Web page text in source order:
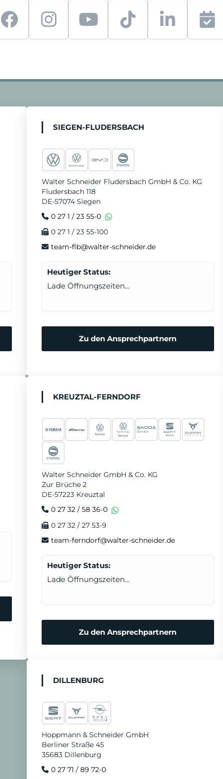
f
a
b
i
n
a
a
m
y
o
u
t
i
o
l
i
e
S
e
i
a
e
SIEGEN-FLUDERSBACH
Walter Schneider Fludersbach GmbH & Co. KG
Fludersbach 118
DE-57074 Siegen
0 27 1 / 23 55-0
0 27 1 / 23 55-100
team-flb@walter-schneider.de
Heutiger Status:
Lade Öffnungszeiten...
Zu den Ansprechpartnern
KREUZTAL-FERNDORF
Walter Schneider GmbH & Co. KG
Zur Brüche 2
DE-57223 Kreuztal
0 27 32 / 58 36-0
0 27 32 / 27 53-9
team-ferndorf@walter-schneider.de
Heutiger Status:
Lade Öffnungszeiten...
Zu den Ansprechpartnern
DILLENBURG
Hoppmann & Schneider GmbH
Berliner Straße 45
35683 Dillenburg
0 27 71 / 89 72-0